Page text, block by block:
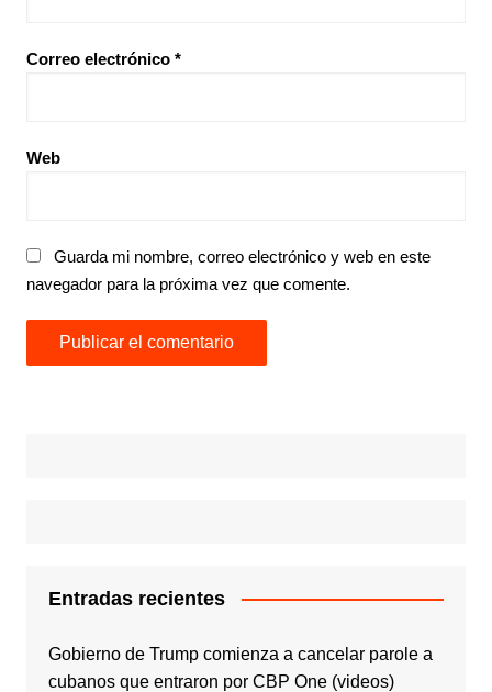
Correo electrónico *
Web
Guarda mi nombre, correo electrónico y web en este
navegador para la próxima vez que comente.
Entradas recientes
Gobierno de Trump comienza a cancelar parole a
cubanos que entraron por CBP One (videos)